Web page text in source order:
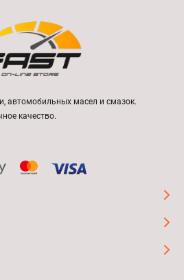
автомобильных масел и смазок.
качество.